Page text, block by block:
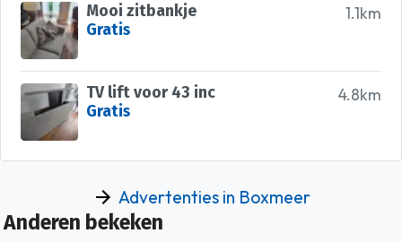
1.1km
Mooi zitbankje
Gratis
4.8km
TV lift voor 43 inc
Gratis
Advertenties in Boxmeer
Anderen bekeken